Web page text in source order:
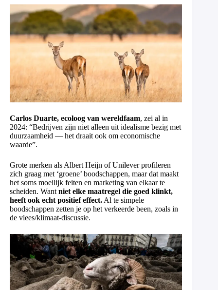
Carlos Duarte, ecoloog van wereldfaam, zei al in
2024: “Bedrijven zijn niet alleen uit idealisme bezig met
duurzaamheid — het draait ook om economische
waarde”.
Grote merken als Albert Heijn of Unilever profileren
zich graag met ‘groene’ boodschappen, maar dat maakt
het soms moeilijk feiten en marketing van elkaar te
scheiden. Want niet elke maatregel die goed klinkt,
heeft ook echt positief effect. Al te simpele
boodschappen zetten je op het verkeerde been, zoals in
de vlees/klimaat-discussie.